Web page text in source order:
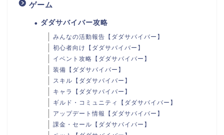
ゲーム
ダダサバイバー攻略
みんなの活動報告【ダダサバイバー】
初心者向け【ダダサバイバー】
イベント攻略【ダダサバイバー】
装備【ダダサバイバー】
スキル【ダダサバイバー】
キャラ【ダダサバイバー】
ギルド・コミュニティ【ダダサバイバー】
アップデート情報【ダダサバイバー】
課金・セール【ダダサバイバー】